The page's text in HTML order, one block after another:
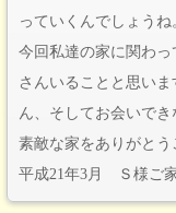
っていくんでしょうね
今回私達の家に関わっ
さんいることと思い
ん、そしてお会いで
素敵な家をありがとう
平成21年3月 Ｓ様ご